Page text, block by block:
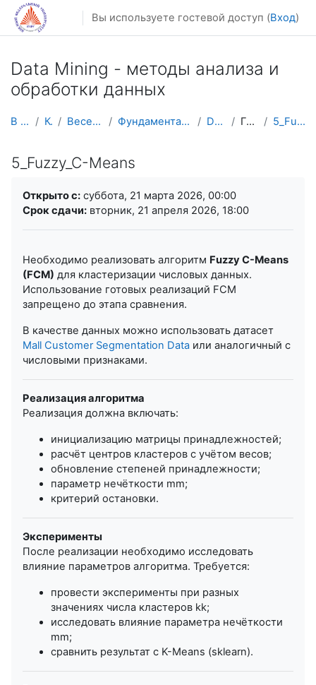
Перейти к основному содержанию
Вы используете гостевой доступ (Вход)
Data Mining - методы анализа и
обработки данных
В начало Курсы Весенний семестр Фундаментальная информатика и ИТ Data Mining Гладковой 5_Fuzzy_C-Means
5_Fuzzy_C-Means
Открыто с: суббота, 21 марта 2026, 00:00
Срок сдачи: вторник, 21 апреля 2026, 18:00
Необходимо реализовать алгоритм Fuzzy C-Means
(FCM) для кластеризации числовых данных.
Использование готовых реализаций FCM
запрещено до этапа сравнения.
В качестве данных можно использовать датасет
Mall Customer Segmentation Data или аналогичный с
числовыми признаками.
Реализация алгоритма
Реализация должна включать:
инициализацию матрицы принадлежностей;
расчёт центров кластеров с учётом весов;
обновление степеней принадлежности;
параметр нечёткости mm;
критерий остановки.
Эксперименты
После реализации необходимо исследовать
влияние параметров алгоритма. Требуется:
провести эксперименты при разных
значениях числа кластеров kk;
исследовать влияние параметра нечёткости
mm;
сравнить результат с K-Means (sklearn).